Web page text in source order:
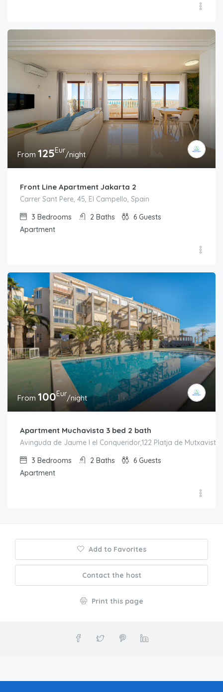
From 125Eur/night
Front Line Apartment Jakarta 2
Carrer Sant Pere, 45, El Campello, Spain
3 Bedrooms 2 Baths 6 Guests
Apartment
From 100Eur/night
Apartment Muchavista 3 bed 2 bath
Avinguda de Jaume I el Conqueridor,122 Platja de
3 Bedrooms 2 Baths 6 Guests
Apartment
Add to Favorites
Contact the host
Print this page